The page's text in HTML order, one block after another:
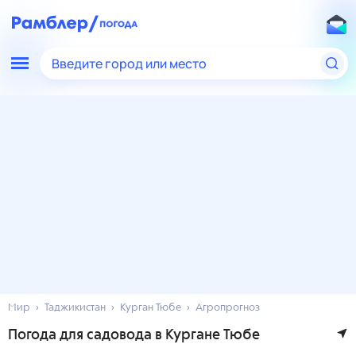
Введите город или место
Мир Таджикистан Курган Тюбе Агропрогноз
Погода для садовода в Кургане Тюбе